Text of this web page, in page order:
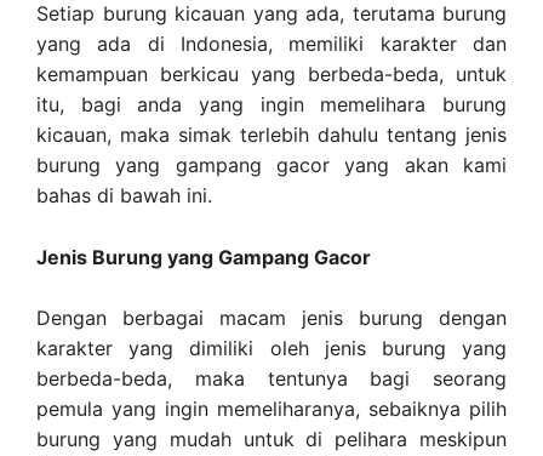
Setiap burung kicauan yang ada, terutama burung
yang ada di Indonesia, memiliki karakter dan
kemampuan berkicau yang berbeda-beda, untuk
itu, bagi anda yang ingin memelihara burung
kicauan, maka simak terlebih dahulu tentang jenis
burung yang gampang gacor yang akan kami
bahas di bawah ini.
Jenis Burung yang Gampang Gacor
Dengan berbagai macam jenis burung dengan
karakter yang dimiliki oleh jenis burung yang
berbeda-beda, maka tentunya bagi seorang
pemula yang ingin memeliharanya, sebaiknya pilih
burung yang mudah untuk di pelihara meskipun